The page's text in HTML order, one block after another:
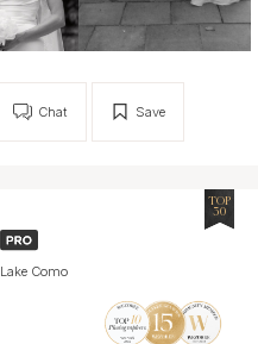
Save
Chat
Lake Como
TOP
30